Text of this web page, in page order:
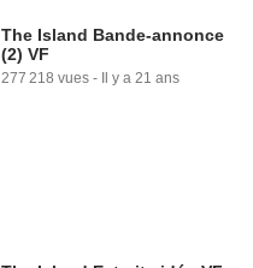
The Island Bande-annonce
(2) VF
277 218 vues - Il y a 21 ans